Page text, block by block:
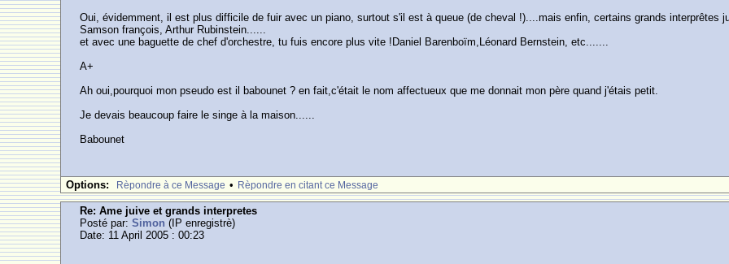
Oui, évidemment, il est plus difficile de fuir avec un piano, surtout s'il est à queue (de cheval !)....mais enfin, certains grands interprêtes
Samson françois, Arthur Rubinstein......
et avec une baguette de chef d'orchestre, tu fuis encore plus vite !Daniel Barenboïm,Léonard Bernstein, etc.......
A+
Ah oui,pourquoi mon pseudo est il babounet ? en fait,c'était le nom affectueux que me donnait mon père quand j'étais petit.
Je devais beaucoup faire le singe à la maison......
Babounet
Options: Rèpondre à ce Message • Rèpondre en citant ce Message
Re: Ame juive et grands interpretes
Posté par:Simon (IP enregistrè)
Date: 11 April 2005 : 00:23